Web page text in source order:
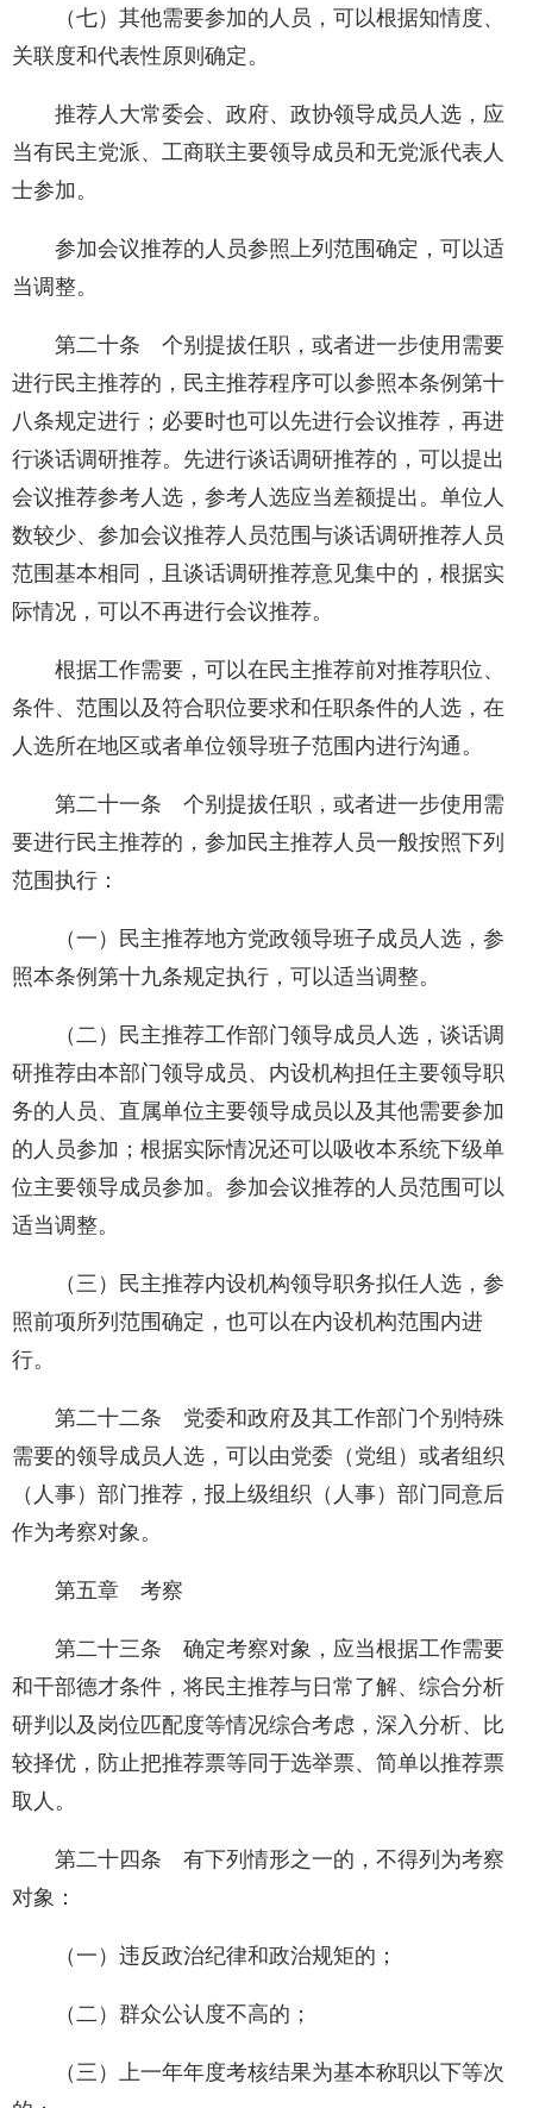
（七）其他需要参加的人员，可以根据知情度、
关联度和代表性原则确定。
推荐人大常委会、政府、政协领导成员人选，应
当有民主党派、工商联主要领导成员和无党派代表人
士参加。
参加会议推荐的人员参照上列范围确定，可以适
当调整。
第二十条 个别提拔任职，或者进一步使用需要
进行民主推荐的，民主推荐程序可以参照本条例第十
八条规定进行；必要时也可以先进行会议推荐，再进
行谈话调研推荐。先进行谈话调研推荐的，可以提出
会议推荐参考人选，参考人选应当差额提出。单位人
数较少、参加会议推荐人员范围与谈话调研推荐人员
范围基本相同，且谈话调研推荐意见集中的，根据实
际情况，可以不再进行会议推荐。
根据工作需要，可以在民主推荐前对推荐职位、
条件、范围以及符合职位要求和任职条件的人选，在
人选所在地区或者单位领导班子范围内进行沟通。
第二十一条 个别提拔任职，或者进一步使用需
要进行民主推荐的，参加民主推荐人员一般按照下列
范围执行：
（一）民主推荐地方党政领导班子成员人选，参
照本条例第十九条规定执行，可以适当调整。
（二）民主推荐工作部门领导成员人选，谈话调
研推荐由本部门领导成员、内设机构担任主要领导职
务的人员、直属单位主要领导成员以及其他需要参加
的人员参加；根据实际情况还可以吸收本系统下级单
位主要领导成员参加。参加会议推荐的人员范围可以
适当调整。
（三）民主推荐内设机构领导职务拟任人选，参
照前项所列范围确定，也可以在内设机构范围内进
行。
第二十二条 党委和政府及其工作部门个别特殊
需要的领导成员人选，可以由党委（党组）或者组织
（人事）部门推荐，报上级组织（人事）部门同意后
作为考察对象。
第五章 考察
第二十三条 确定考察对象，应当根据工作需要
和干部德才条件，将民主推荐与日常了解、综合分析
研判以及岗位匹配度等情况综合考虑，深入分析、比
较择优，防止把推荐票等同于选举票、简单以推荐票
取人。
第二十四条 有下列情形之一的，不得列为考察
对象：
（一）违反政治纪律和政治规矩的；
（二）群众公认度不高的；
（三）上一年年度考核结果为基本称职以下等次